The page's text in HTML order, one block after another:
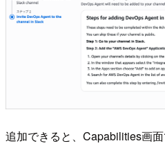
追加できると、Capabilities画